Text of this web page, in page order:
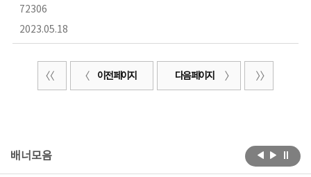
72306
2023.05.18
이전 페이지 다음 페이지
배너모음